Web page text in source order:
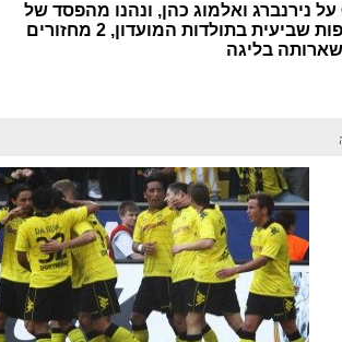
בונדסליגה: חניכיו של יורגן קלופ גברו 0:2 על נירנברג ואלמוג כהן, ונהנו מהפסד של
לברקוזן בתוצאה זהה לקלן כדי לחגוג אליפות שביעית בתולדות המועדון, 2 מחזורים
בליגה